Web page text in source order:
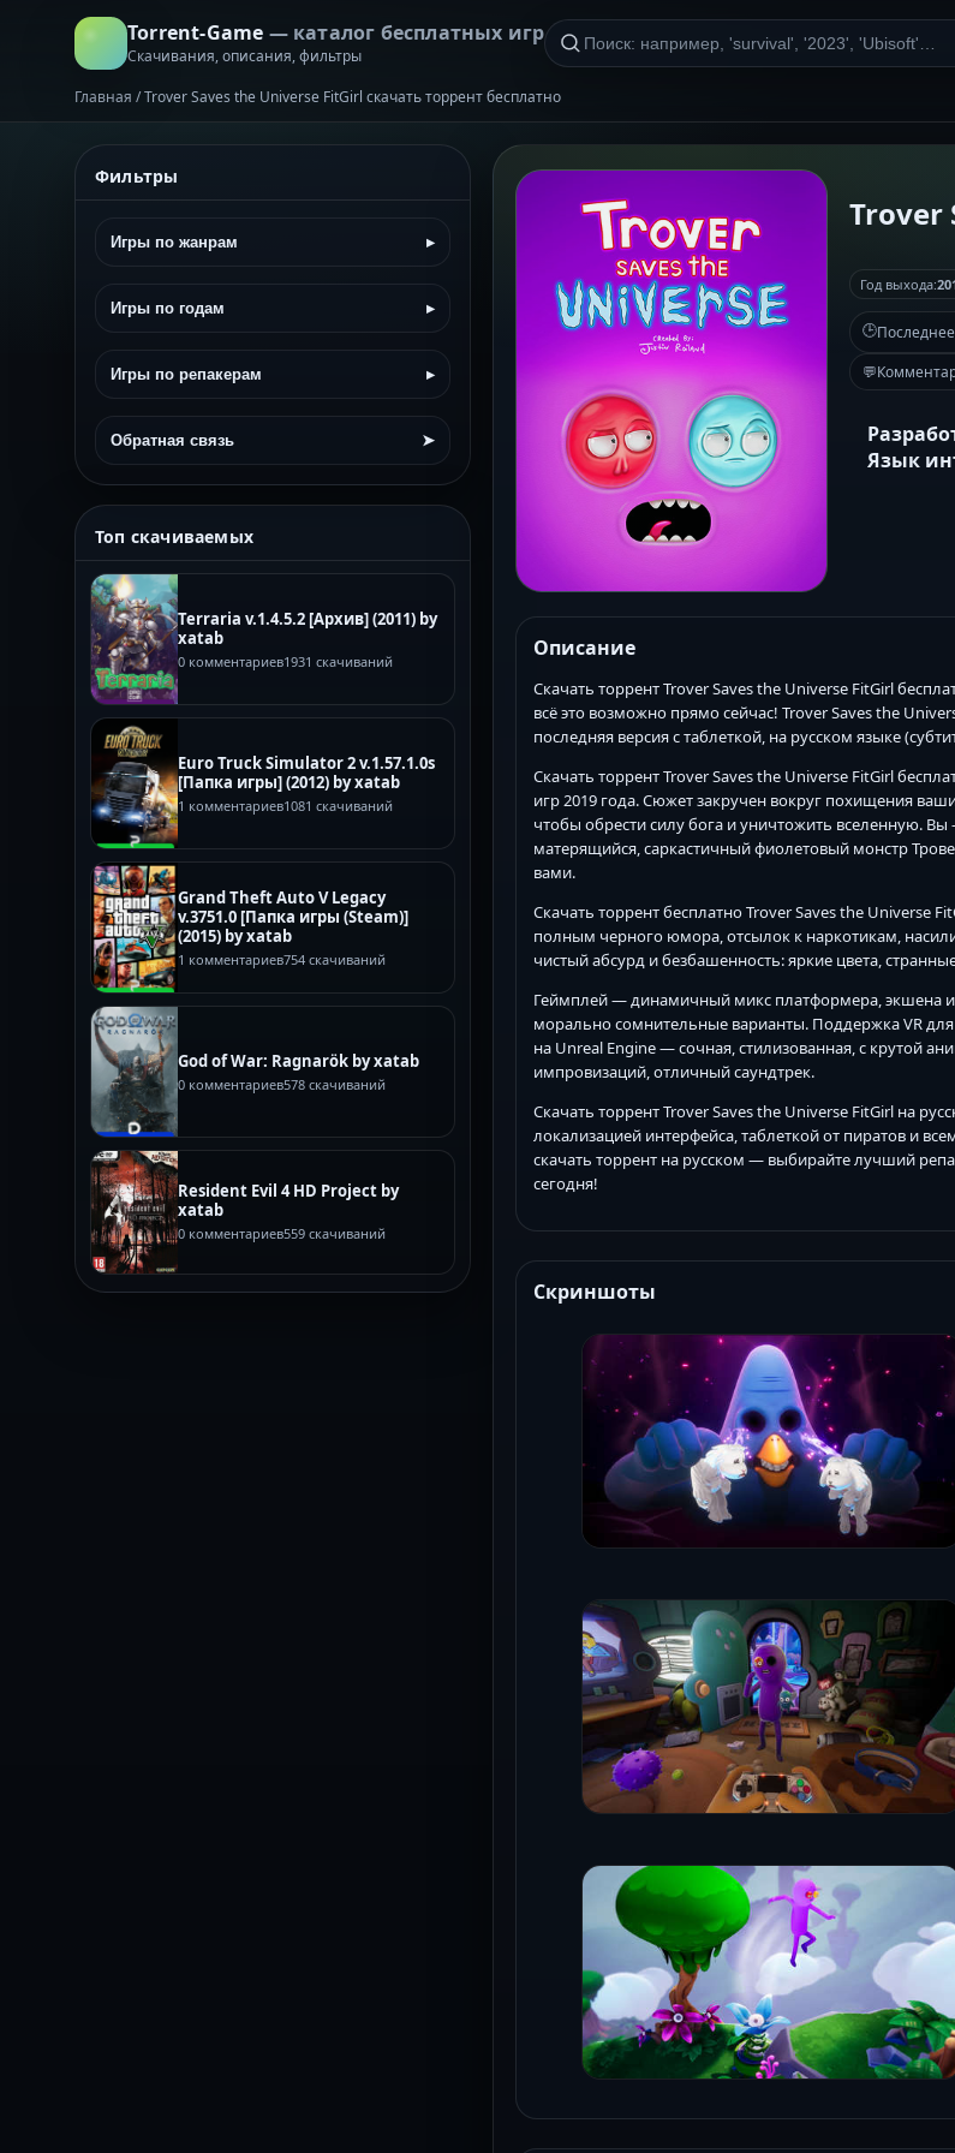
Torrent-Game — каталог бесплатных игр
Скачивания, описания, фильтры
Главная /Trover Saves the Universe FitGirl скачать торрент бесплатно
Фильтры
Игры по жанрам ▸
Игры по годам ▸
Игры по репакерам ▸
Обратная связь ➤
Топ скачиваемых
Terraria v.1.4.5.2 [Архив] (2011) by
xatab
0 комментариев1931 скачиваний
Euro Truck Simulator 2 v.1.57.1.0s
[Папка игры] (2012) by xatab
1 комментариев1081 скачиваний
Grand Theft Auto V Legacy
v.3751.0 [Папка игры (Steam)]
(2015) by xatab
1 комментариев754 скачиваний
God of War: Ragnarök by xatab
0 комментариев578 скачиваний
Resident Evil 4 HD Project by
xatab
0 комментариев559 скачиваний
Trover
Год выхода:
🕒
💬
Язык
Описание
Скачать торрент Trover Saves the Universe FitGirl
всё это возможно прямо сейчас! Trover Saves the
последняя версия с таблеткой, на русском языке
Скачать торрент Trover Saves the Universe FitGirl
игр 2019 года. Сюжет закручен вокруг похищения
чтобы обрести силу бога и уничтожить вселенную.
матерящийся, саркастичный фиолетовый монстр
вами.
Скачать торрент бесплатно Trover Saves the Universe
полным черного юмора, отсылок к наркотикам,
чистый абсурд и безбашенность: яркие цвета,
Геймплей — динамичный микс платформера, экшена и
морально сомнительные варианты. Поддержка VR
на Unreal Engine — сочная, стилизованная, с крутой
импровизаций, отличный саундтрек.
Скачать торрент Trover Saves the Universe FitGirl на
локализацией интерфейса, таблеткой от пиратов и
скачать торрент на русском — выбирайте лучший
сегодня!
Скриншоты